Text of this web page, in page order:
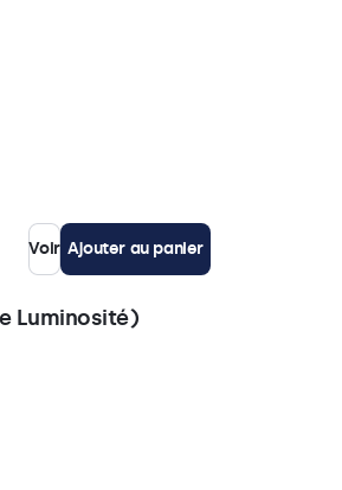
Voir Ajouter au panier
Luminosité)